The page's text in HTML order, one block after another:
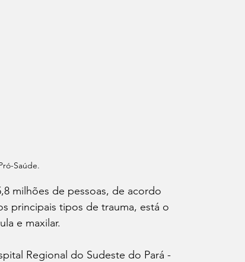
Saúde.
milhões de pessoas, de acordo
principais tipos de trauma, está o
e maxilar.
Regional do Sudeste do Pará -